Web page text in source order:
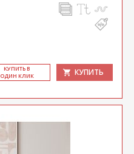
КУ­ПИТЬ В
ОДИН КЛИК
КУПИТЬ